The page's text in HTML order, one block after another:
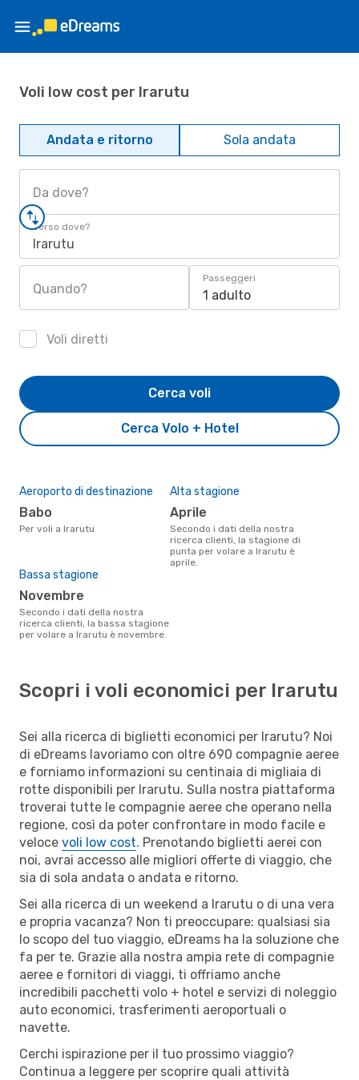
Voli low cost per Irarutu
Andata e ritorno Sola andata
Da dove?
Verso dove?
Irarutu
Quando?
Passeggeri
1 adulto
Voli diretti
Cerca Volo + Hotel
Cerca voli
Aeroporto di destinazione
Babo
Per voli a Irarutu
Alta stagione
aprile
Secondo i dati della nostra
ricerca clienti, la stagione di
punta per volare a Irarutu è
aprile.
Bassa stagione
novembre
Secondo i dati della nostra
ricerca clienti, la bassa stagione
per volare a Irarutu è novembre.
Scopri i voli economici per Irarutu
Sei alla ricerca di biglietti economici per Irarutu? Noi
di eDreams lavoriamo con oltre 690 compagnie aeree
e forniamo informazioni su centinaia di migliaia di
rotte disponibili per Irarutu. Sulla nostra piattaforma
troverai tutte le compagnie aeree che operano nella
regione, così da poter confrontare in modo facile e
veloce voli low cost. Prenotando biglietti aerei con
noi, avrai accesso alle migliori offerte di viaggio, che
sia di sola andata o andata e ritorno.
Sei alla ricerca di un weekend a Irarutu o di una vera
e propria vacanza? Non ti preoccupare: qualsiasi sia
lo scopo del tuo viaggio, eDreams ha la soluzione che
fa per te. Grazie alla nostra ampia rete di compagnie
aeree e fornitori di viaggi, ti offriamo anche
incredibili pacchetti volo + hotel e servizi di noleggio
auto economici, trasferimenti aeroportuali o
navette.
Cerchi ispirazione per il tuo prossimo viaggio?
Continua a leggere per scoprire quali attività